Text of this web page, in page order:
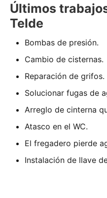
Últimos
Telde
Bombas de presión.
Cambio de cisternas.
Reparación de grifos.
Solucionar fugas de
Arreglo de cinterna
Atasco en el WC.
El fregadero pierde
Instalación de llave